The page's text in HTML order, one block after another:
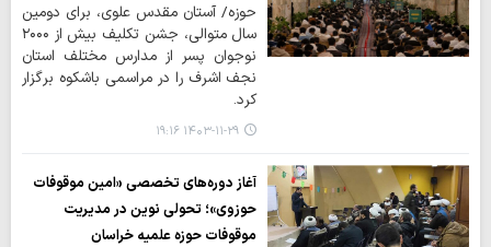
حوزه/ آستان مقدس علوی، برای دومین
سال متوالی، جشن تکلیف بیش از ۲۰۰۰
نوجوان پسر از مدارس مختلف استان
نجف اشرف را در مراسمی باشکوه برگزار
کرد.
۱۴۰۳-۱۱-۲۹ ۱۹:۱۶
آغاز دوره‌های تخصصی «امین موقوفات
حوزوی»؛ تحولی نوین در مدیریت
موقوفات حوزه علمیه خراسان